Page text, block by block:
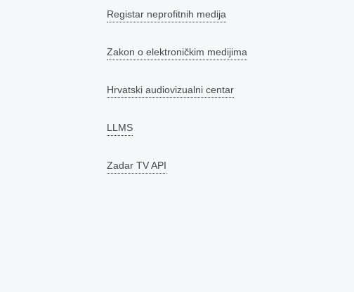
Registar neprofitnih medija
Zakon o elektroničkim medijima
Hrvatski audiovizualni centar
LLMS
Zadar TV API